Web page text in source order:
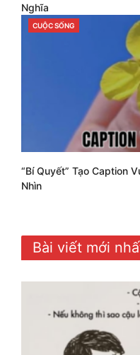
Nghĩa
CATEGORIES
CUỘC SỐNG
“Bí Quyết” Tạo Caption
Nhìn
Bài viết mới